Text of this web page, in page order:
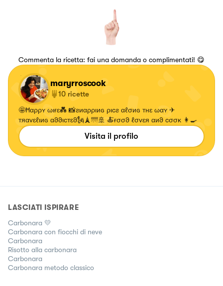
Commenta la ricetta: fai una domanda o complimentati! 😋
maryrroscook
10 ricette
🤩Ħαρρʏ ωιғɛ💑 📸ƨиαρριиɢ ριcƨ αℓσиɢ тнɛ ωαʏ ✈
тяαvɛℓιиɢ α∂∂ιcтɛ∂🗽🗼🌁🚢 🍝ғσσ∂ ℓσvɛя αи∂ cσσκ 👩‍🍳
Visita il profilo
LASCIATI ISPIRARE
Carbonara 💛
Carbonara con fiocchi di neve
Carbonara
Risotto alla carbonara
Carbonara
Carbonara metodo classico